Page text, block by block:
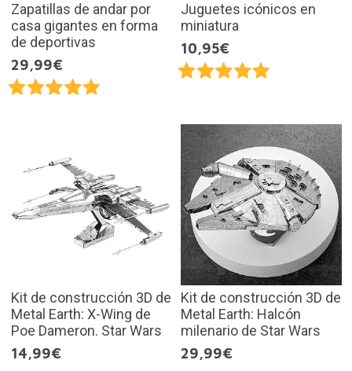
Zapatillas de andar por
casa gigantes en forma
de deportivas
29,99€
Juguetes icónicos en
miniatura
10,95€
Kit de construcción 3D de
Metal Earth: X-Wing de
Poe Dameron. Star Wars
14,99€
Kit de construcción 3D de
Metal Earth: Halcón
milenario de Star Wars
29,99€